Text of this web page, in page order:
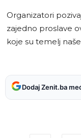
Organizatori
zajedno proslave
koje su temelj
Dodaj Zenit.ba